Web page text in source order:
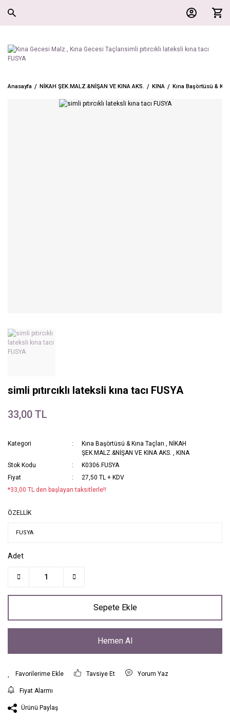
Anasayfa NİKAH ŞEK.MALZ.&NİŞAN VE KINA AKS. KINA Kına Başörtüsü &
simli pıtırcıklı lateksli kına tacı FUSYA
33,00 TL
Kategori Kına Başörtüsü & Kına Taçları , NİKAH
ŞEK.MALZ.&NİŞAN VE KINA AKS. , KINA
Stok Kodu
K0306.FUSYA
Fiyat
27,50 TL + KDV
*33,00 TL den başlayan taksitlerle!!
ÖZELLİK
Adet
Sepete Ekle
Hemen Al
Tavsiye Et Yorum Yaz
Fiyat Alarmı
Ürünü Paylaş